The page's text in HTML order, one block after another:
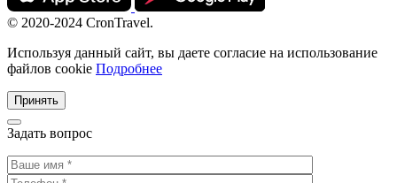
© 2020-2024 CronTravel.
Используя данный сайт, вы даете согласие на использование
файлов cookie Подробнее
Принять
Задать вопрос